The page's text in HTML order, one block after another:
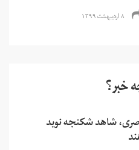
۸ اردیبهشت ۱۳۹۹
خبر؟
شاهد شکنجه نوید